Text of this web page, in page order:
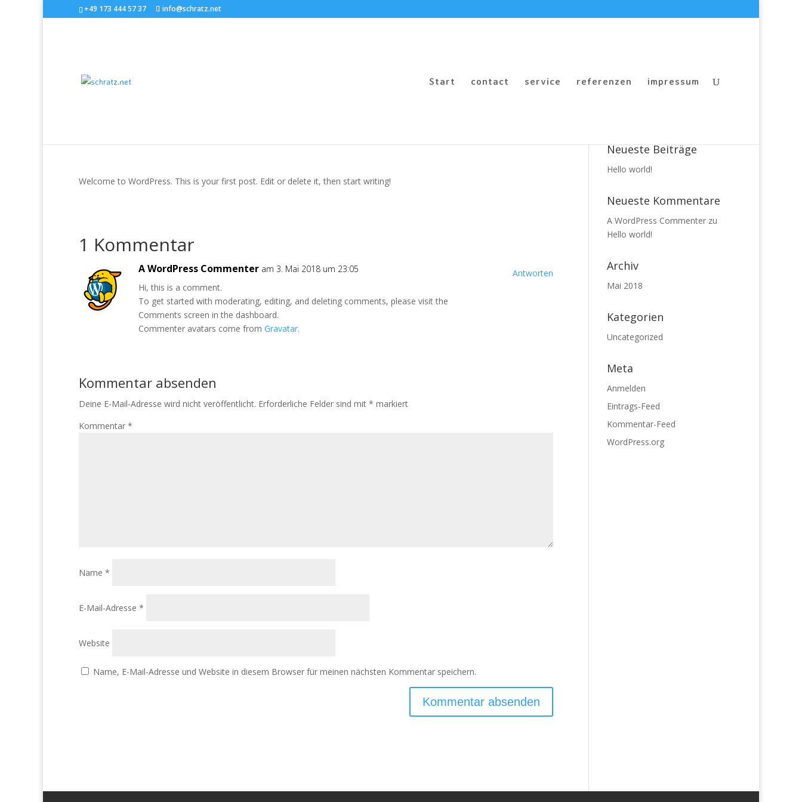
+49 173 444 57 37 info@schratz.net
Start contact service referenzen impressum
Welcome to WordPress. This is your first post. Edit or delete it, then start writing!
1 Kommentar
A WordPress Commenter am 3. Mai 2018 um 23:05
Hi, this is a comment.
To get started with moderating, editing, and deleting comments, please visit the
Comments screen in the dashboard.
Commenter avatars come from Gravatar.
Antworten
Kommentar absenden
Deine E-Mail-Adresse wird nicht veröffentlicht. Erforderliche Felder sind mit * markiert
Kommentar *
Name *
E-Mail-Adresse *
Website
Name, E-Mail-Adresse und Website in diesem Browser für meinen nächsten Kommentar speichern.
Neueste Beiträge
Hello world!
Neueste Kommentare
A WordPress Commenterzu
Hello world!
Archiv
Mai 2018
Kategorien
Uncategorized
Meta
Anmelden
Eintrags-Feed
Kommentar-Feed
WordPress.org